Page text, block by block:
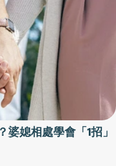
媳相處學會「1招」